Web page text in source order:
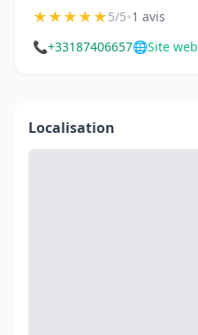
★★★★★5/5•1 avis
📞+33187406657🌐Site web
Localisation